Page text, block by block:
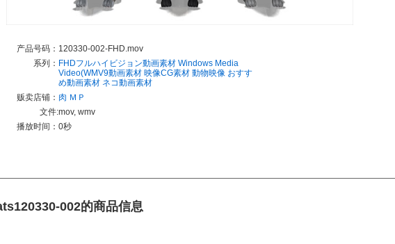
产品号码： 120330-002-FHD.mov
系列： FHDフルハイビジョン動画素材 Windows Media
Video(WMV9動画素材 映像CG素材 動物映像 おすす
め動画素材 ネコ動画素材
贩卖店铺： 肉 ＭＰ
文件:mov, wmv
播放时间： 0秒
002的商品信息